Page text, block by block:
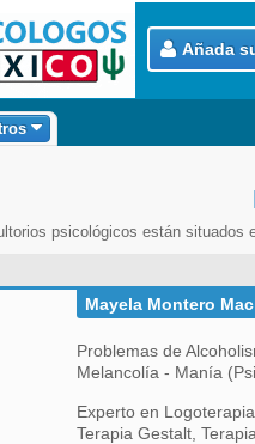
Añada
psicológicos están
Mayela Montero
Problemas de
Melancolía - Manía
Experto en
Terapia Gestalt,